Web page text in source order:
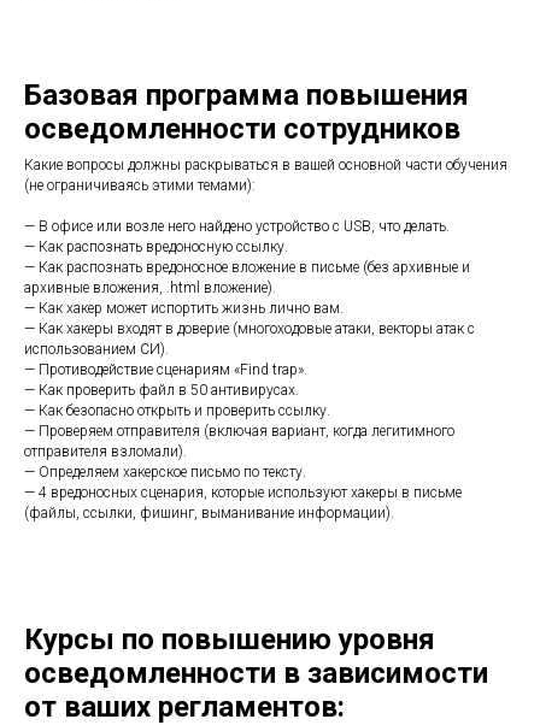
Базовая программа повышения
осведомленности сотрудников
Какие вопросы должны раскрываться в вашей основной части обучения
(не ограничиваясь этими темами):
— В офисе или возле него найдено устройство с USB, что делать.
— Как распознать вредоносную ссылку.
— Как распознать вредоносное вложение в письме (без архивные и
архивные вложения, .html вложение).
— Как хакер может испортить жизнь лично вам.
— Как хакеры входят в доверие (многоходовые атаки, векторы атак с
использованием СИ).
— Противодействие сценариям «Find trap».
— Как проверить файл в 50 антивирусах.
— Как безопасно открыть и проверить ссылку.
— Проверяем отправителя (включая вариант, когда легитимного
отправителя взломали).
— Определяем хакерское письмо по тексту.
— 4 вредоносных сценария, которые используют хакеры в письме
(файлы, ссылки, фишинг, выманивание информации).
Курсы по повышению уровня
осведомленности в зависимости
от ваших регламентов: